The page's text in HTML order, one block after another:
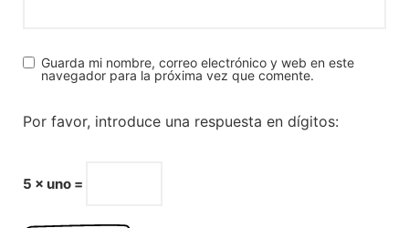
Guarda mi nombre, correo electrónico y web en este
navegador para la próxima vez que comente.
Por favor, introduce una respuesta en dígitos:
5 × uno =